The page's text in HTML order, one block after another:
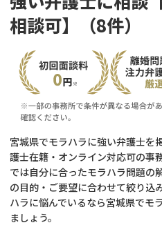
相談可】（8件）
宮城県でモラハラに強い弁護士を
護士在籍・オンライン対応可の事
では自分に合ったモラハラ問題の
の目的・ご要望に合わせて絞り込
ハラに悩んでいるなら宮城県でモ
ましょう。